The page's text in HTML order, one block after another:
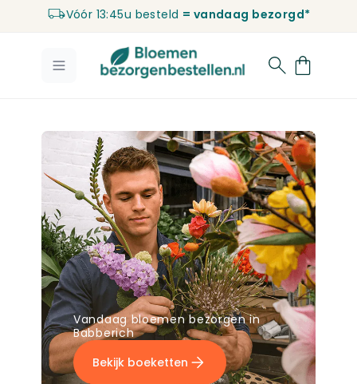
Vóór 13:45u besteld = vandaag bezorgd*
Vandaag bloemen bezorgen in
Babberich
Bekijk boeketten